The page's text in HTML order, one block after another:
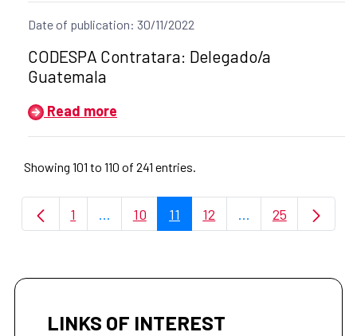
Date of publication: 30/11/2022
Title of the announcement:
CODESPA Contratara: Delegado/a
Guatemala
Read more
Showing 101 to 110 of 241 entries.
Page
1 ...Intermediate Pages Use TAB to navigate.
Page
10 Page
11 Page
12 ...Intermediate
Page
25
LINKS OF INTEREST